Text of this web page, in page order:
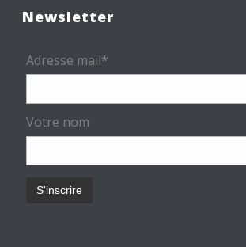
Newsletter
Adresse mail*
Votre nom